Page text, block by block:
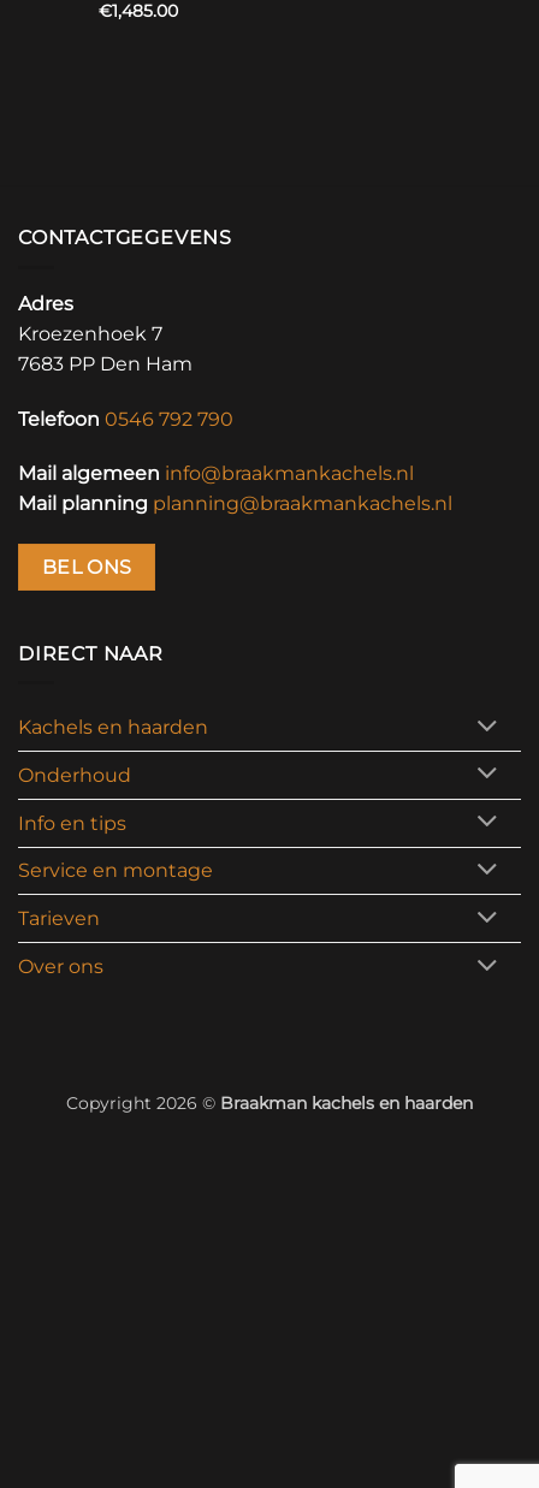
€1,485.00
CONTACTGEGEVENS
Adres
Kroezenhoek 7
7683 PP Den Ham
Telefoon 0546 792 790
Mail algemeen info@braakmankachels.nl
Mail planning planning@braakmankachels.nl
BEL ONS
DIRECT NAAR
Kachels en haarden
Onderhoud
Info en tips
Service en montage
Tarieven
Over ons
Copyright 2026 © Braakman kachels en haarden